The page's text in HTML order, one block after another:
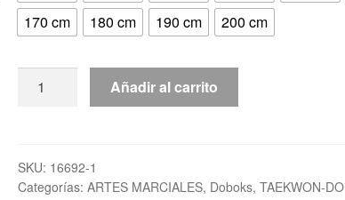
170 cm
180 cm 190 cm 200 cm
Approved
sin
Añadir al carrito
SKU: 16692-1
Categorías: ARTES MARCIALES, Doboks, TAEKWON-DO